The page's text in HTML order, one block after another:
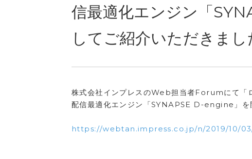
信最適化エンジン「
してご紹介いただきまし
株式会社インプレスのWeb担当者Forumにて「
配信最適化エンジン「SYNAPSE D-engine」を
https://webtan.impress.co.jp/n/2019/10/